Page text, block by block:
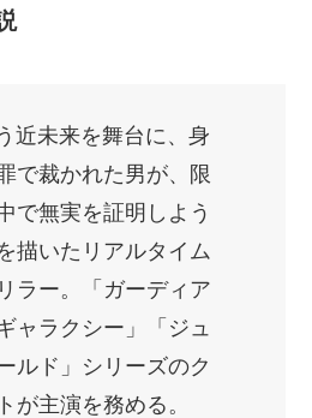
近未来を舞台に、身
で裁かれた男が、限
で無実を証明しよう
描いたリアルタイム
ラー。「ガーディア
ャラクシー」「ジュ
ルド」シリーズのク
が主演を務める。